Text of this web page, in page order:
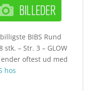
BIBS Rund
stk. – Str. 3 – GLOW
oftest ud med
hos